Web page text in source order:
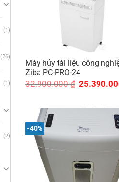
(1)
(26)
(1)
(2)
Máy hủy tài liệu công
Ziba PC-PRO-24
32.900.000₫ Giá
gốc
-40%